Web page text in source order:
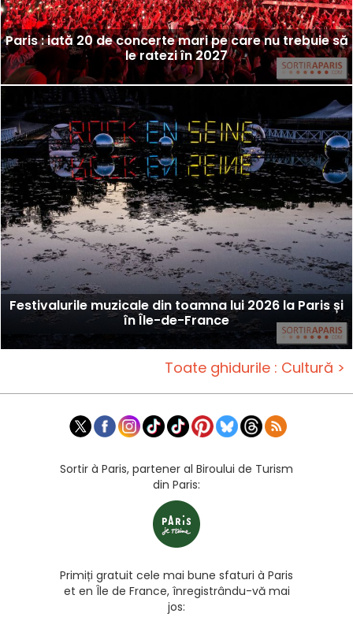
Paris : iată 20 de concerte mari pe care nu trebuie să
le ratezi în 2027
Festivalurile muzicale din toamna lui 2026 la Paris și
în Île-de-France
Toate ghidurile : Cultură >
Sortir à Paris, partener al Biroului de Turism
din Paris:
Primiți gratuit cele mai bune sfaturi à Paris
et en Île de France, înregistrându-vă mai
jos: